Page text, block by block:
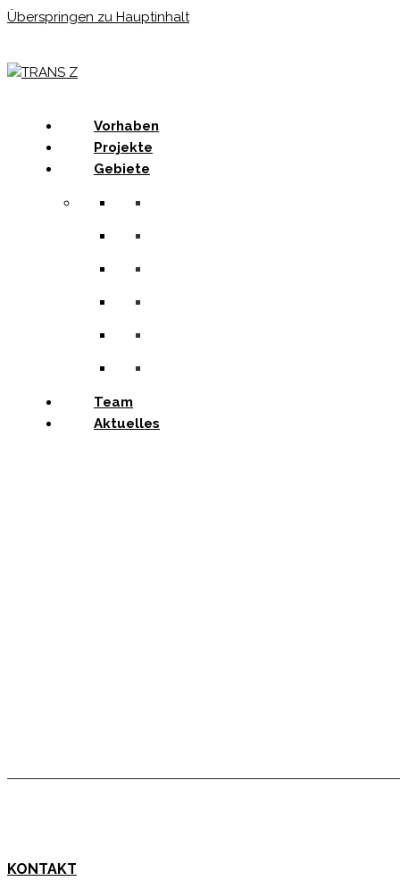
Überspringen zu Hauptinhalt
Vorhaben
Projekte
Gebiete
Team
Aktuelles
KONTAKT